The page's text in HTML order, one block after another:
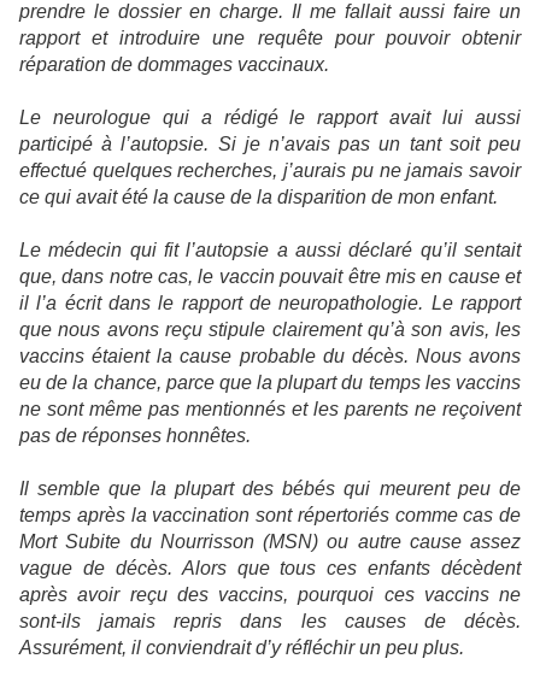
prendre le dossier en charge. Il me fallait aussi faire un
rapport et introduire une requête pour pouvoir obtenir
réparation de dommages vaccinaux.
Le neurologue qui a rédigé le rapport avait lui aussi
participé à l’autopsie. Si je n’avais pas un tant soit peu
effectué quelques recherches, j’aurais pu ne jamais savoir
ce qui avait été la cause de la disparition de mon enfant.
Le médecin qui fit l’autopsie a aussi déclaré qu’il sentait
que, dans notre cas, le vaccin pouvait être mis en cause et
il l’a écrit dans le rapport de neuropathologie. Le rapport
que nous avons reçu stipule clairement qu’à son avis, les
vaccins étaient la cause probable du décès. Nous avons
eu de la chance, parce que la plupart du temps les vaccins
ne sont même pas mentionnés et les parents ne reçoivent
pas de réponses honnêtes.
Il semble que la plupart des bébés qui meurent peu de
temps après la vaccination sont répertoriés comme cas de
Mort Subite du Nourrisson (MSN) ou autre cause assez
vague de décès. Alors que tous ces enfants décèdent
après avoir reçu des vaccins, pourquoi ces vaccins ne
sont-ils jamais repris dans les causes de décès.
Assurément, il conviendrait d’y réfléchir un peu plus.